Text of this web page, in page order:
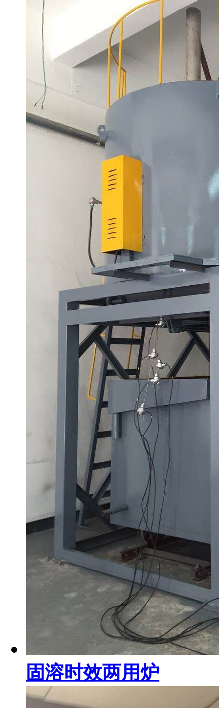
固溶时效两用炉